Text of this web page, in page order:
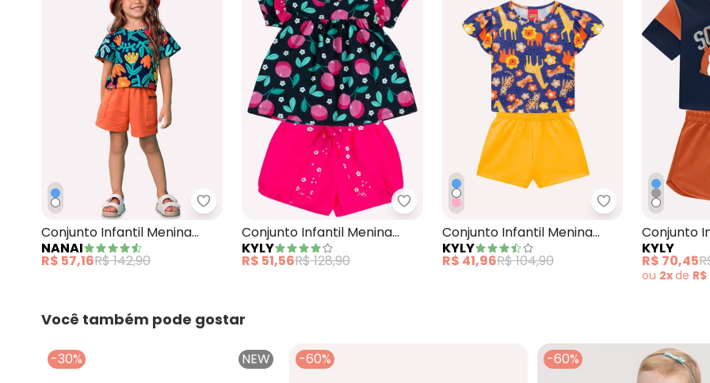
Nanai - Conjunto Infantil Menina Flores Azul Marinho
Conjunto Infantil Menina
Flores Azul Marinho
NANAI
R$ 57,16R$ 142,90
Kyly - Conjunto Infantil Menina Limões Azul
Conjunto Infantil Menina
Limões Azul Marinho
KYLY
R$ 51,56R$ 128,90
Kyly - Conjunto
Conjunto Infantil Menina
com Ponto Concha Azul
KYLY
R$ 41,96R$ 104,90
Conjunto
Bichinhos
KYLY
R$ 70,45
ou 2xde
Você também pode gostar
-30% NEW -60% -60%